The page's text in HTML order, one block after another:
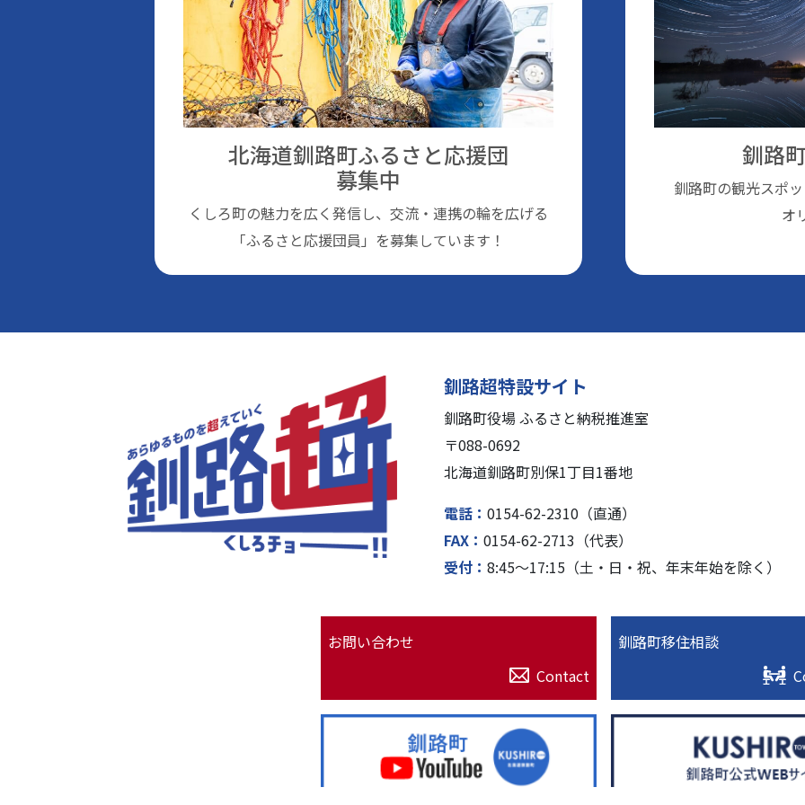
北海道釧路町ふるさと応援団
募集中
くしろ町の魅⼒を広く発信し、交流・連携の輪を広げる
「ふるさと応援団員」を募集しています！
釧路
釧路町の観光スポ
オ
釧路超特設サイト
釧路町役場 ふるさと納税推進室
〒088-0692
北海道釧路町別保1丁⽬1番地
電話
0154-62-2310（直通）
FAX
0154-62-2713（代表）
受付
8:45〜17:15（⼟・⽇・祝、年末年始を除く）
お問い合わせ
Contact
釧路町移住相談